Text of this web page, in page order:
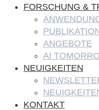
FORSCHUNG &
ANGEBOTE
AI
NEUIGKEITEN
KONTAKT